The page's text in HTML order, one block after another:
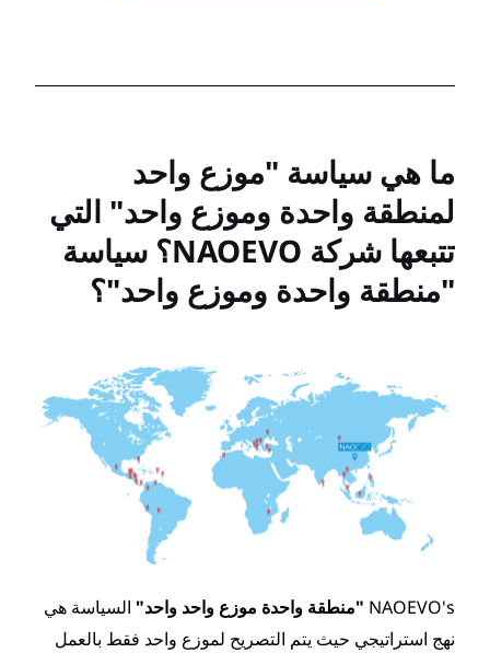
"موزع واحد
وموزع واحد" التي
تتبعها شركة NAOEVO؟ سياسة
وموزع واحد"؟
موزع واحد واحد"السياسة هي
التصريح لموزع واحد فقط بالعمل